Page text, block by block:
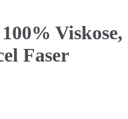
Viskose,
Faser